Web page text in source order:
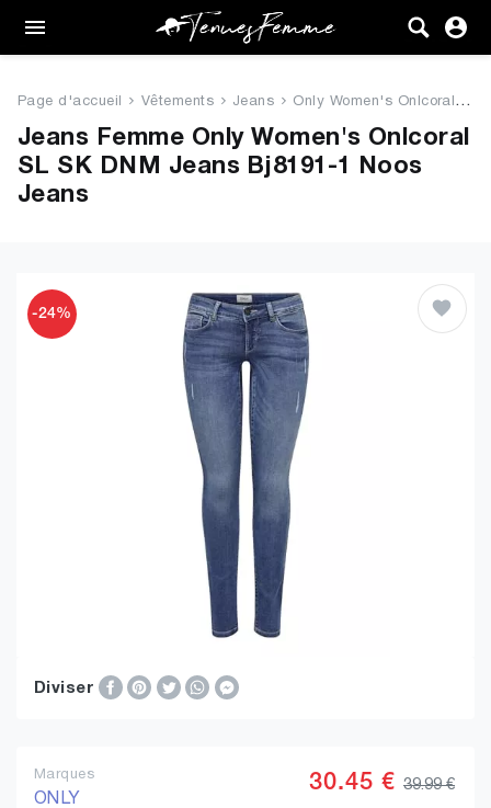
Femme
Vêtements
Chaussures
VENTE
Page d'accueil Vêtements Jeans Only Women's Onlcoral SL SK DN...
Jeans Femme Only Women's Onlcoral
SL SK DNM Jeans Bj8191-1 Noos
Jeans
-24%
Diviser
Marques
ONLY
30.45 € 39.99 €